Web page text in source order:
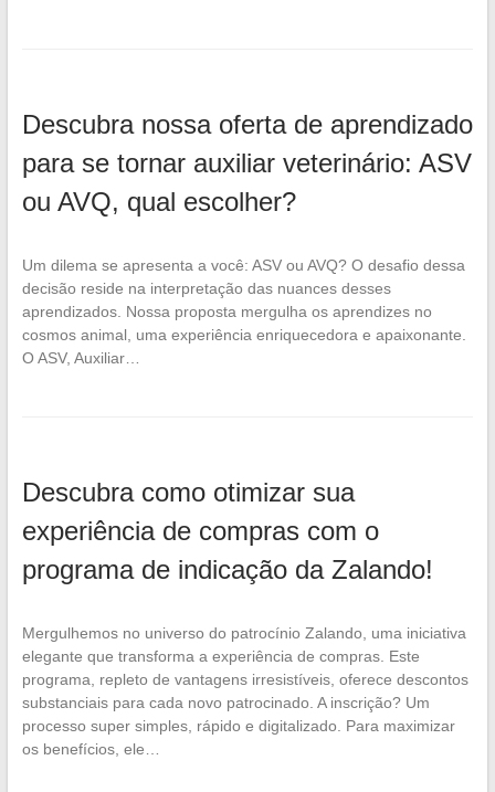
Descubra nossa oferta de aprendizado
para se tornar auxiliar veterinário: ASV
ou AVQ, qual escolher?
Um dilema se apresenta a você: ASV ou AVQ? O desafio dessa
decisão reside na interpretação das nuances desses
aprendizados. Nossa proposta mergulha os aprendizes no
cosmos animal, uma experiência enriquecedora e apaixonante.
O ASV, Auxiliar…
Descubra como otimizar sua
experiência de compras com o
programa de indicação da Zalando!
Mergulhemos no universo do patrocínio Zalando, uma iniciativa
elegante que transforma a experiência de compras. Este
programa, repleto de vantagens irresistíveis, oferece descontos
substanciais para cada novo patrocinado. A inscrição? Um
processo super simples, rápido e digitalizado. Para maximizar
os benefícios, ele…